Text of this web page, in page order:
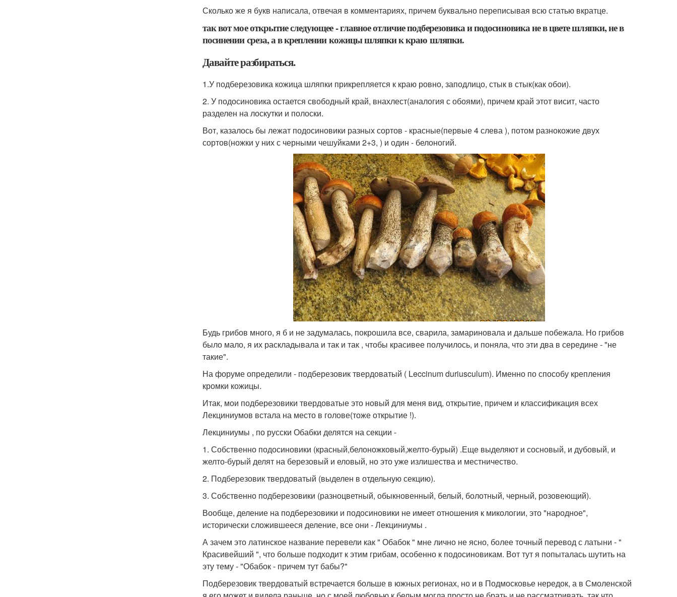
Сколько же я букв написала, отвечая в комментариях, причем буквально переписывая всю статью вкратце.
так вот мое открытие следующее - главное отличие подберезовика и подосиновика не в цвете шляпки, не в
посинении среза, а в креплении кожицы шляпки к краю шляпки.
Давайте разбираться.
1.У подберезовика кожица шляпки прикрепляется к краю ровно, заподлицо, стык в стык(как обои).
2. У подосиновика остается свободный край, внахлест(аналогия с обоями), причем край этот висит, часто
разделен на лоскутки и полоски.
Вот, казалось бы лежат подосиновики разных сортов - красные(первые 4 слева ), потом разнокожие двух
сортов(ножки у них с черными чешуйками 2+3, ) и один - белоногий.
Будь грибов много, я б и не задумалась, покрошила все, сварила, замариновала и дальше побежала. Но грибов
было мало, я их раскладывала и так и так , чтобы красивее получилось, и поняла, что эти два в середине - "не
такие".
На форуме определили - подберезовик твердоватый ( Leccinum duriusculum). Именно по способу крепления
кромки кожицы.
Итак, мои подберезовики твердоватые это новый для меня вид, открытие, причем и классификация всех
Лекциниумов встала на место в голове(тоже открытие !).
Лекциниумы , по русски Обабки делятся на секции -
1. Собственно подосиновики (красный,белоножковый,желто-бурый) .Еще выделяют и сосновый, и дубовый, и
желто-бурый делят на березовый и еловый, но это уже излишества и местничество.
2. Подберезовик твердоватый (выделен в отдельную секцию).
3. Собственно подберезовики (разноцветный, обыкновенный, белый, болотный, черный, розовеющий).
Вообще, деление на подберезовики и подосиновики не имеет отношения к микологии, это "народное",
исторически сложившееся деление, все они - Лекциниумы .
А зачем это латинское название перевели как " Обабок " мне лично не ясно, более точный перевод с латыни - "
Красивейший ", что больше подходит к этим грибам, особенно к подосиновикам. Вот тут я попыталась шутить на
эту тему - "Обабок - причем тут бабы?"
Подберезовик твердоватый встречается больше в южных регионах, но и в Подмосковье нередок, а в Смоленской